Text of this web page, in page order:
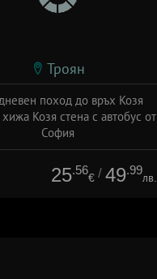
Троян
поход до връх Козя
Козя стена с автобус от
София
19.07 - 06.09 + без храна
25.56
€ / 49.99
лв.